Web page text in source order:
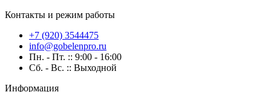
Контакты и режим работы
+7 (920) 3544475
info@gobelenpro.ru
Пн. - Пт. :: 9:00 - 16:00
Сб. - Вс. :: Выходной
Информация